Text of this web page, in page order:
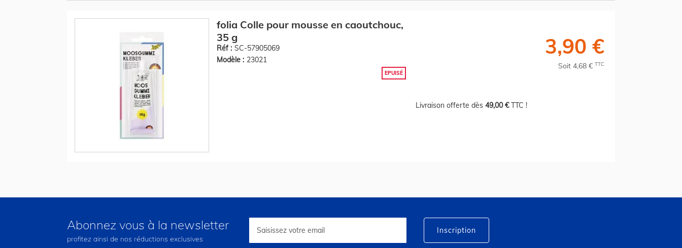
folia Colle pour mousse en caoutchouc,
35 g
Réf : SC-57905069
Modèle : 23021
EPUISÉ
3,90 €
Soit 4,68 € TTC
Livraison offerte dès 49,00 €TTC !
Abonnez vous à la newsletter
profitez ainsi de nos réductions exclusives
lettre
Inscription